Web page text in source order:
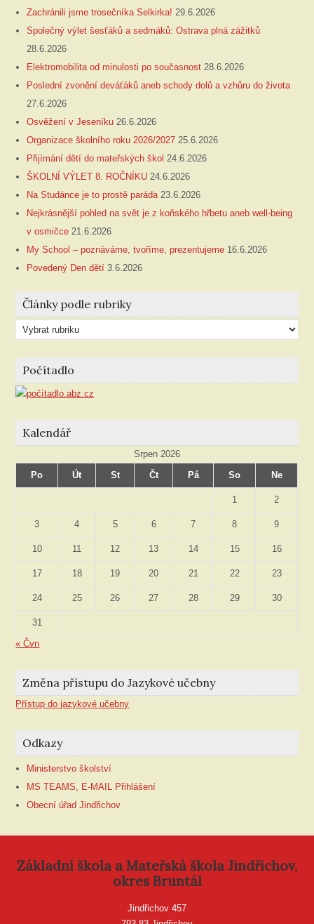
Zachránili jsme trosečníka Selkirka! 29.6.2026
Společný výlet šesťáků a sedmáků: Ostrava plná zážitků
28.6.2026
Elektromobilita od minulosti po současnost 28.6.2026
Poslední zvonění deváťáků aneb schody dolů a vzhůru do života
27.6.2026
Osvěžení v Jeseníku 26.6.2026
Organizace školního roku 2026/2027 25.6.2026
Přijímání dětí do mateřských škol 24.6.2026
ŠKOLNÍ VÝLET 8. ROČNÍKU 24.6.2026
Na Studánce je to prostě paráda 23.6.2026
Nejkrásnější pohled na svět je z koňského hřbetu aneb well-being
v osmičce 21.6.2026
My School – poznáváme, tvoříme, prezentujeme 16.6.2026
Povedený Den dětí 3.6.2026
Články podle rubriky
Články
podle
rubriky
Počítadlo
Kalendář
Srpen 2026
Po
Út St Čt Pá So Ne
1 2
3 4 5 6 7 8 9
10 11 12 13 14 15 16
17 18 19 20 21 22 23
24 25 26 27 28 29 30
31
« Čvn
Změna přístupu do Jazykové učebny
Přístup do jazykové učebny
Odkazy
Ministerstvo školství
MS TEAMS, E-MAIL Přihlášení
Obecní úřad Jindřichov
Základní škola a Mateřská škola Jindřichov,
okres Bruntál
Jindřichov 457